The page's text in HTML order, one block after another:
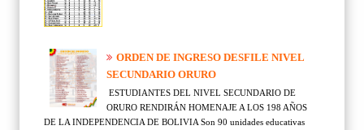
ORDEN DE INGRESO DESFILE NIVEL
SECUNDARIO ORURO
ESTUDIANTES DEL NIVEL SECUNDARIO DE
ORURO RENDIRÁN HOMENAJE A LOS 198 AÑOS
DE LA INDEPENDENCIA DE BOLIVIA Son 90 unidades educativas